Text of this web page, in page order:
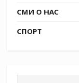
СМИ О НАС
СПОРТ